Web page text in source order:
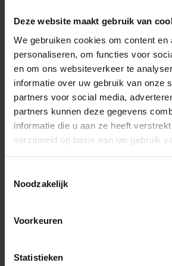
Deze website maakt gebruik van
We gebruiken cookies om content en
personaliseren, om functies voor
en om ons websiteverkeer te
informatie over uw gebruik van onze
partners voor social media,
partners kunnen deze gegevens
informatie die u aan ze heeft
verzameld op basis van uw gebruik
Noodzakelijk
Voorkeuren
Statistieken
we je uitdagen om challenges aan
een beetje duurzamer maken. Pak
fiets, douche wat korter. Dit
zoveel! Op de website houden we
besparen. Om zo samen de wereld
maken. Binnenkort meer informatie!
Wil je weten hoe jouw woning
en hoe je dit kunt verlagen?
duurzaamheidsprofiel van jouw
Werken bij GHW
momenteel actief op zoek naar
je ons helpen onze ambities waar te